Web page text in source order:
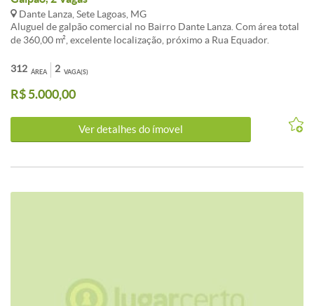
Dante Lanza, Sete Lagoas, MG
Aluguel de galpão comercial no Bairro Dante Lanza. Com área total
de 360,00 m², excelente localização, próximo a Rua Equador.
/>Buscando por Galpão / Depósito / Armazém para alugar em Sete
Lagoas? Esta opção no Dante Lanza é imperdível.<br /><br />O
imóvel apresenta 2 vagas de garagem e área total de 312m². Uma
vida em Sete Lagoas.<br /><br />Entre em contato para mais
detalhes sobre este investimento em Sete Lagoas.
ÁREA
312 VAGA(S)
2
R$ 5.000,00
Ver detalhes do ímovel